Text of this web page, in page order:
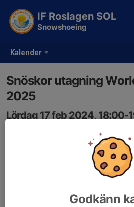
Kalender
IF Roslagen SOL
Snowshoeing
Snöskor utagning
2025
Lördag 17 feb 2024, 18:00-
Godkänn